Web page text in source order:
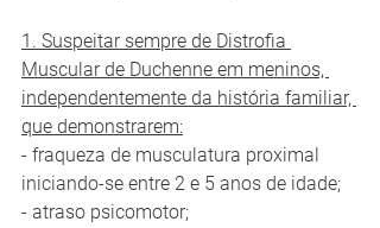
1. Suspeitar sempre de Distrofia
Muscular de Duchenne em meninos,
independentemente da história familiar,
que demonstrarem:
- fraqueza de musculatura proximal
iniciando-se entre 2 e 5 anos de idade;
- atraso psicomotor;